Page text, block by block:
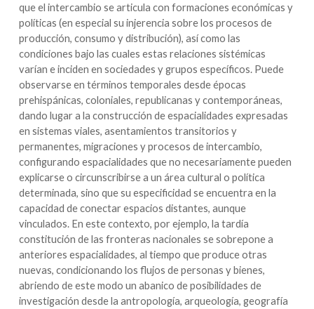
que el intercambio se articula con formaciones económicas y
políticas (en especial su injerencia sobre los procesos de
producción, consumo y distribución), así como las
condiciones bajo las cuales estas relaciones sistémicas
varían e inciden en sociedades y grupos específicos. Puede
observarse en términos temporales desde épocas
prehispánicas, coloniales, republicanas y contemporáneas,
dando lugar a la construcción de espacialidades expresadas
en sistemas viales, asentamientos transitorios y
permanentes, migraciones y procesos de intercambio,
configurando espacialidades que no necesariamente pueden
explicarse o circunscribirse a un área cultural o política
determinada, sino que su especificidad se encuentra en la
capacidad de conectar espacios distantes, aunque
vinculados. En este contexto, por ejemplo, la tardía
constitución de las fronteras nacionales se sobrepone a
anteriores espacialidades, al tiempo que produce otras
nuevas, condicionando los flujos de personas y bienes,
abriendo de este modo un abanico de posibilidades de
investigación desde la antropología, arqueología, geografía